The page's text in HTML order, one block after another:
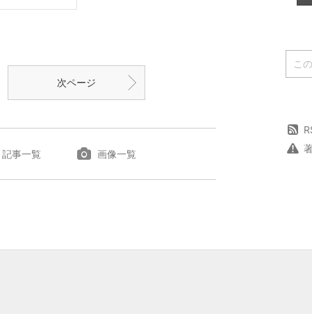
次ページ
記事一覧 画像一覧